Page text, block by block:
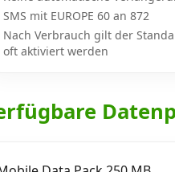
SMS mit EUROPE 60 an 872
Nach Verbrauch gilt der
oft aktiviert werden